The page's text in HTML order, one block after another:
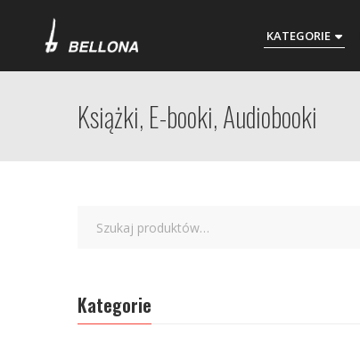
KATEGORIE
Książki, E-booki, Audiobooki
Kategorie